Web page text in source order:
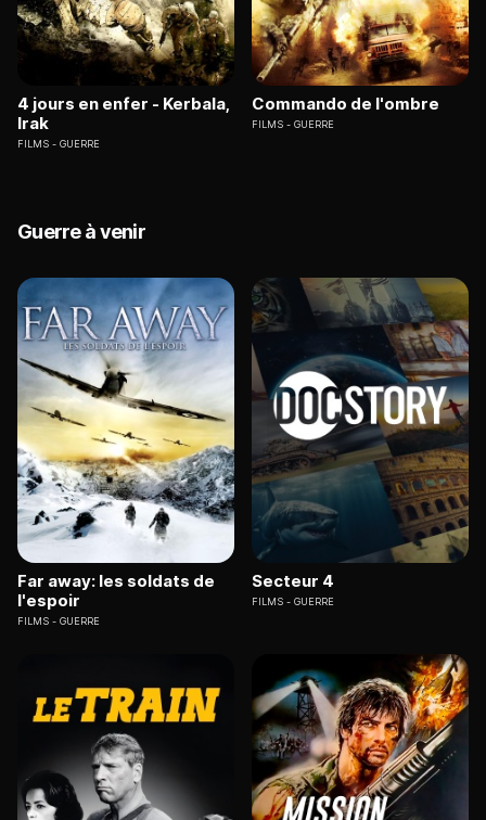
4 jours en enfer - Kerbala,
Irak
FILMS GUERRE
Commando de l'ombre
FILMS GUERRE
Guerre à venir
Far away: les soldats de
l'espoir
FILMS GUERRE
Secteur 4
FILMS GUERRE